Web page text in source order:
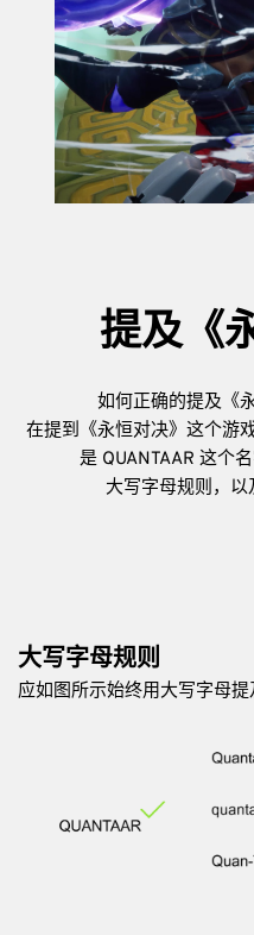
提及《
如何正确的提及《
在提到《永恒对决》这个游
是 QUANTAAR 这个
大写字母规则，以
大写字母规则
应如图所示始终用大写字母提